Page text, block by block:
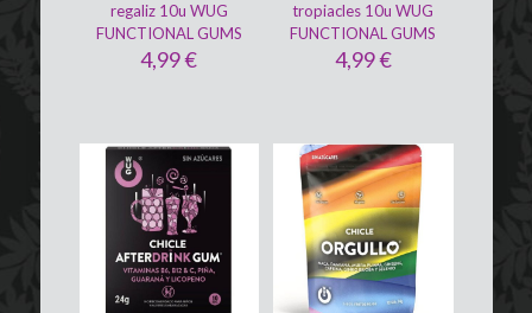
regaliz 10u WUG
FUNCTIONAL GUMS
4,99€
tropiacles 10u WUG
FUNCTIONAL GUMS
4,99€